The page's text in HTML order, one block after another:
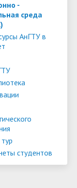
и
по
-
среда
АнГТУ в
студентов